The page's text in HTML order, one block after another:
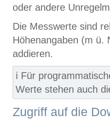
oder andere
Die Messwerte sind
Höhenangaben (m ü.
addieren.
ℹ️ Für
Werte stehen auch
Zugriff auf die